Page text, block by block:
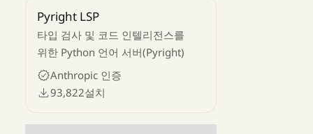
Pyright LSP
타입 검사 및 코드 인텔리전스를
위한 Python 언어 서버(Pyright)
Anthropic 인증
93,822설치